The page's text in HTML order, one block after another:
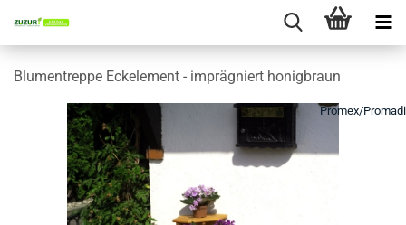
Blumentreppe Eckelement - imprägniert honigbraun
Promex/